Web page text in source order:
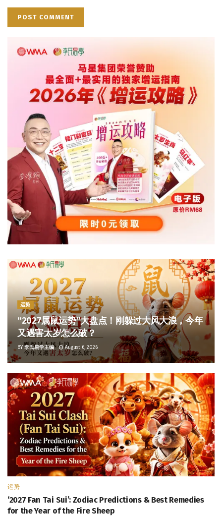
运势
“2027属鼠运势”大盘点！刚躲过大风大浪，今年
又遇害太岁怎么破？
BY 李氏易学主编 August 6, 2026
运势
‘2027 Fan Tai Sui’: Zodiac Predictions & Best Remedies
for the Year of the Fire Sheep